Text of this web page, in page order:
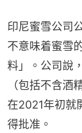
印尼蜜雪公司
不意味着蜜雪
料」。公司說
（包括不含酒
在2021年初就
得批准。